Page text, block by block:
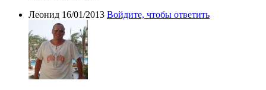
Леонид 16/01/2013 Войдите, чтобы ответить